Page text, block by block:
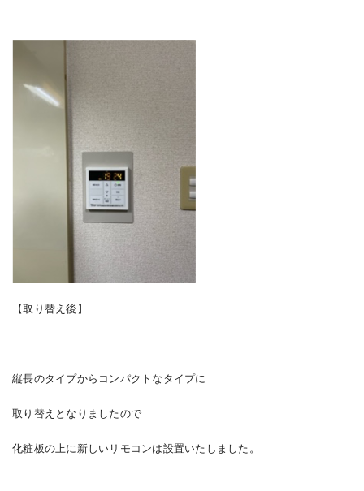
【取り替え後】
縦長のタイプからコンパクトなタイプに
取り替えとなりましたので
化粧板の上に新しいリモコンは設置いたしました。